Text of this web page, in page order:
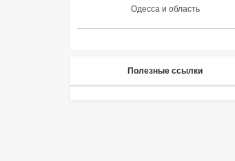
Одесса и область
Полезные ссылки